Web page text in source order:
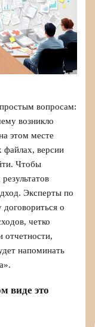
вопросам:
возникло
этом месте
файлах, версии
Чтобы
Эксперты по
договориться о
четко
отчетности,
напоминать
виде это